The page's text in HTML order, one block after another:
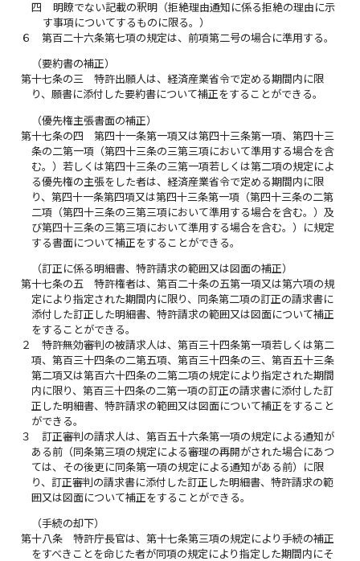
四
明瞭でない記載の釈明（拒絶理由通知に係る拒絶の理由に示
す事項についてするものに限る。）
６
第百二十六条第七項の規定は、前項第二号の場合に準用する。
（要約書の補正）
第十七条の三
特許出願人は、経済産業省令で定める期間内に限
り、願書に添付した要約書について補正をすることができる。
（優先権主張書面の補正）
第十七条の四
第四十一条第一項又は第四十三条第一項、第四十三
条の二第一項（第四十三条の三第三項において準用する場合を含
む。）若しくは第四十三条の三第一項若しくは第二項の規定によ
る優先権の主張をした者は、経済産業省令で定める期間内に限
り、第四十一条第四項又は第四十三条第一項（第四十三条の二第
二項（第四十三条の三第三項において準用する場合を含む。）及
び第四十三条の三第三項において準用する場合を含む。）に規定
する書面について補正をすることができる。
（訂正に係る明細書、特許請求の範囲又は図面の補正）
第十七条の五
特許権者は、第百二十条の五第一項又は第六項の規
定により指定された期間内に限り、同条第二項の訂正の請求書に
添付した訂正した明細書、特許請求の範囲又は図面について補正
をすることができる。
２
特許無効審判の被請求人は、第百三十四条第一項若しくは第二
項、第百三十四条の二第五項、第百三十四条の三、第百五十三条
第二項又は第百六十四条の二第二項の規定により指定された期間
内に限り、第百三十四条の二第一項の訂正の請求書に添付した訂
正した明細書、特許請求の範囲又は図面について補正をすること
ができる。
３
訂正審判の請求人は、第百五十六条第一項の規定による通知が
ある前（同条第三項の規定による審理の再開がされた場合にあつ
ては、その後更に同条第一項の規定による通知がある前）に限
り、訂正審判の請求書に添付した訂正した明細書、特許請求の範
囲又は図面について補正をすることができる。
（手続の却下）
第十八条
特許庁長官は、第十七条第三項の規定により手続の補正
をすべきことを命じた者が同項の規定により指定した期間内にそ